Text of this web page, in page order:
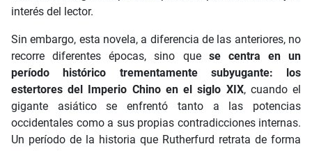
interés del lector.
Sin embargo, esta novela, a diferencia de las anteriores, no
recorre diferentes épocas, sino que se centra en un
período histórico trementamente subyugante: los
estertores del Imperio Chino en el siglo XIX, cuando el
gigante asiático se enfrentó tanto a las potencias
occidentales como a sus propias contradicciones internas.
Un período de la historia que Rutherfurd retrata de forma